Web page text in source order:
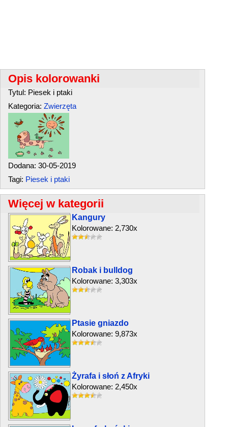
Opis kolorowanki
Tytul: Piesek i ptaki
Kategoria: Zwierzęta
Dodana: 30-05-2019
Tagi: Piesek i ptaki
Więcej w kategorii
Kangury
Kolorowane: 2,730x
Robak i bulldog
Kolorowane: 3,303x
Ptasie gniazdo
Kolorowane: 9,873x
Żyrafa i słoń z Afryki
Kolorowane: 2,450x